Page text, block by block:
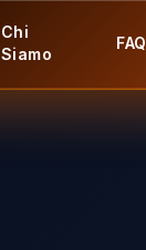
Chi
Siamo
FAQ